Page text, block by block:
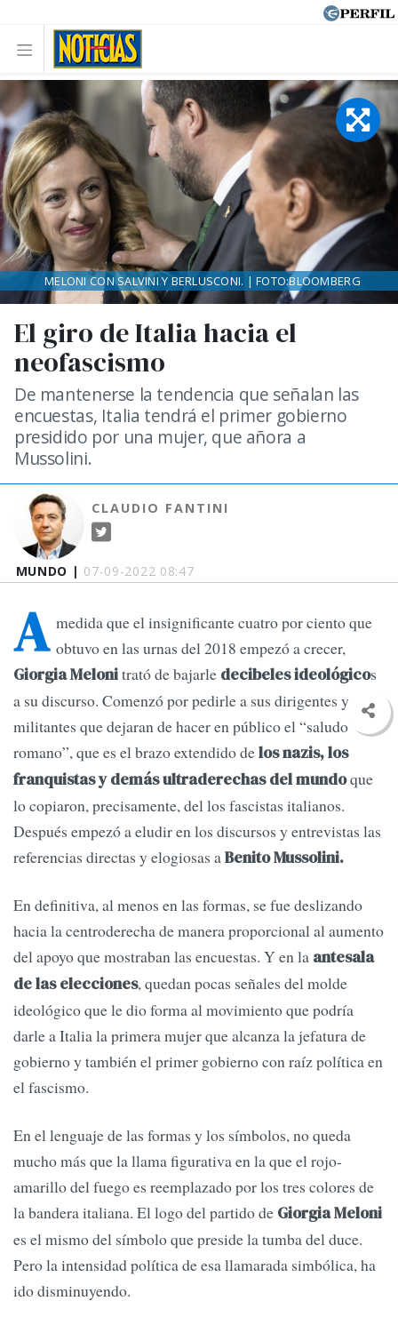
MUNDO | 07-09-2022 08:47
El giro de Italia hacia el
neofascismo
De mantenerse la tendencia que señalan las
encuestas, Italia tendrá el primer gobierno
presidido por una mujer, que añora a
Mussolini.
CLAUDIO FANTINI
MELONI CON SALVINI Y BERLUSCONI. | FOTO:BLOOMBERG
A medida que el insignificante cuatro por ciento que
obtuvo en las urnas del 2018 empezó a crecer,
Giorgia Melonitrató de bajarle decibeles ideológicos
a su discurso. Comenzó por pedirle a sus dirigentes y a sus
militantes que dejaran de hacer en público el “saludo
romano”, que es el brazo extendido delos nazis, los
franquistas y demás ultraderechas del mundoque
lo copiaron, precisamente, del los fascistas italianos.
Después empezó a eludir en los discursos y entrevistas las
referencias directas y elogiosas aBenito Mussolini.
En definitiva, al menos en las formas, se fue deslizando
hacia la centroderecha de manera proporcional al aumento
del apoyo que mostraban las encuestas. Y en la antesala
de las elecciones, quedan pocas señales del molde
ideológico que le dio forma al movimiento que podría
darle a Italia la primera mujer que alcanza la jefatura de
gobierno y también el primer gobierno con raíz política en
el fascismo.
En el lenguaje de las formas y los símbolos, no queda
mucho más que la llama figurativa en la que el rojo-
amarillo del fuego es reemplazado por los tres colores de
la bandera italiana. El logo del partido de Giorgia Meloni
es el mismo del símbolo que preside la tumba del duce.
Pero la intensidad política de esa llamarada simbólica, ha
ido disminuyendo.